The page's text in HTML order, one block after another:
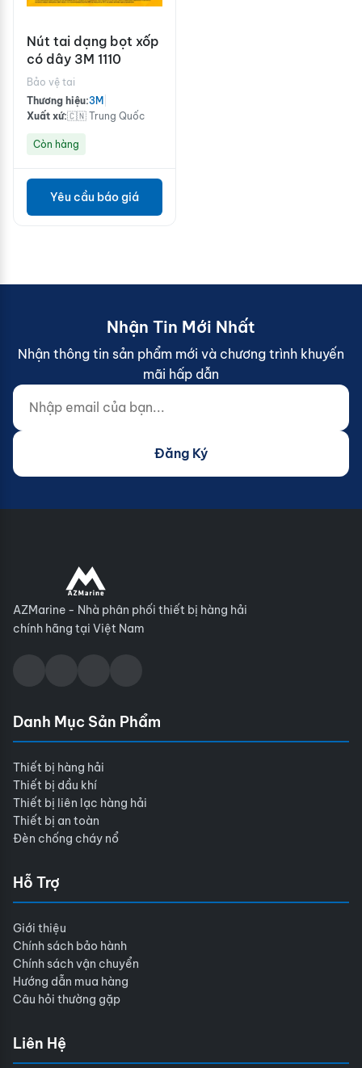
Nút tai dạng bọt xốp
có dây 3M 1110
Bảo vệ tai
Thương hiệu:3M
Xuất xứ:🇨🇳 Trung Quốc
Còn hàng
Yêu cầu báo giá
Nhận Tin Mới Nhất
Nhận thông tin sản phẩm mới và chương trình khuyến
mãi hấp dẫn
Nhập email của bạn...
Website (do not fill)
Đăng Ký
AZMarine - Nhà phân phối thiết bị hàng hải
chính hãng tại Việt Nam
Danh Mục Sản Phẩm
Thiết bị hàng hải
Thiết bị dầu khí
Thiết bị liên lạc hàng hải
Thiết bị an toàn
Đèn chống cháy nổ
Hỗ Trợ
Giới thiệu
Chính sách bảo hành
Chính sách vận chuyển
Hướng dẫn mua hàng
Câu hỏi thường gặp
Liên Hệ